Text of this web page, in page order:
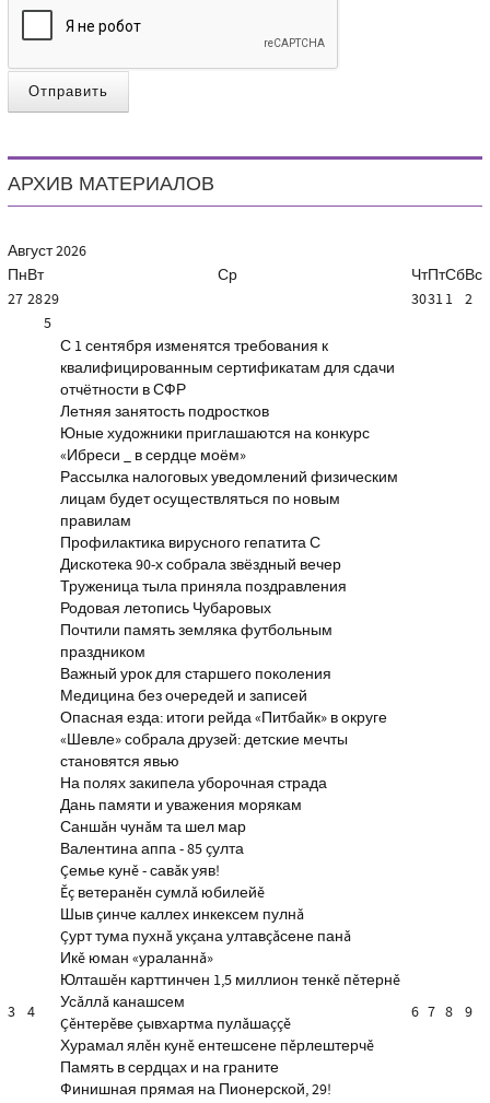
Отправить
АРХИВ МАТЕРИАЛОВ
Август2026
ПнВт Ср ЧтПтСбВс
27 2829 30311 2
3 4
5
С 1 сентября изменятся требования к
квалифицированным сертификатам для сдачи
отчётности в СФР
Летняя занятость подростков
Юные художники приглашаются на конкурс
«Ибреси _ в сердце моём»
Рассылка налоговых уведомлений физическим
лицам будет осуществляться по новым
правилам
Профилактика вирусного гепатита С
Дискотека 90-х собрала звёздный вечер
Труженица тыла приняла поздравления
Родовая летопись Чубаровых
Почтили память земляка футбольным
праздником
Важный урок для старшего поколения
Медицина без очередей и записей
Опасная езда: итоги рейда «Питбайк» в округе
«Шевле» собрала друзей: детские мечты
становятся явью
На полях закипела уборочная страда
Дань памяти и уважения морякам
Саншăн чунăм та шел мар
Валентина аппа - 85 çулта
Çемье кунĕ - савăк уяв!
Ĕç ветеранĕн сумлă юбилейĕ
Шыв çинче каллех инкексем пулнă
Çурт тума пухнă укçана ултавçăсене панă
Икĕ юман «ураланнă»
Юлташĕн карттинчен 1,5 миллион тенкĕ пĕтернĕ
Усăллă канашсем
Çĕнтерĕве çывхартма пулăшаççĕ
Хурамал ялĕн кунĕ ентешсене пĕрлештерчĕ
Память в сердцах и на граните
Финишная прямая на Пионерской, 29!
6 7 8 9